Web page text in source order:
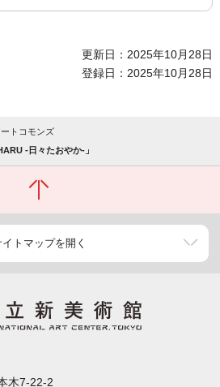
更新日：2025年10月28日
登録日：2025年10月28日
トコモンズ
-日々たおやか-」
イトマップを開く
木7-22-2